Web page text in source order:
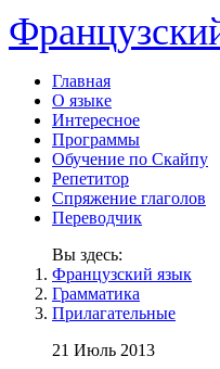
Главная
О языке
Интересное
Программы
Обучение по Скайпу
Репетитор
Спряжение глаголов
Переводчик
Вы здесь:
Французский язык
Грамматика
Прилагательные
21 Июль 2013